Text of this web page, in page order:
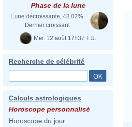
Phase de la lune
Lune décroissante, 43.02%
Dernier croissant
Mer. 12 août 17h37 T.U.
Recherche de célébrité
Calculs astrologiques
Horoscope personnalisé
Horoscope du jour